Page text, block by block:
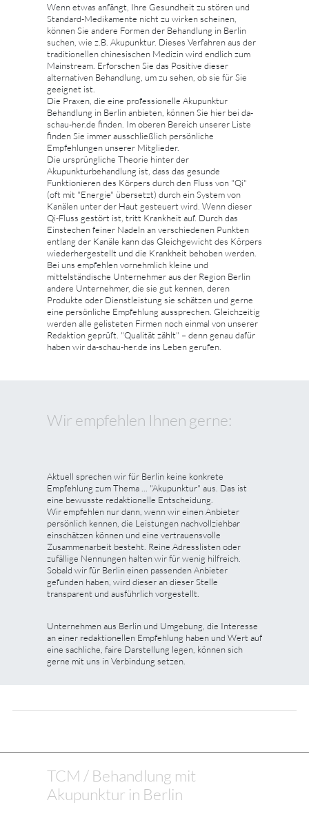
Wenn etwas anfängt, Ihre Gesundheit zu stören und
Standard-Medikamente nicht zu wirken scheinen,
können Sie andere Formen der Behandlung in Berlin
suchen, wie z.B. Akupunktur. Dieses Verfahren aus der
traditionellen chinesischen Medizin wird endlich zum
Mainstream. Erforschen Sie das Positive dieser
alternativen Behandlung, um zu sehen, ob sie für Sie
geeignet ist.
Die Praxen, die eine professionelle Akupunktur
Behandlung in Berlin anbieten, können Sie hier bei da-
schau-her.de finden. Im oberen Bereich unserer Liste
finden Sie immer ausschließlich persönliche
Empfehlungen unserer Mitglieder.
Die ursprüngliche Theorie hinter der
Akupunkturbehandlung ist, dass das gesunde
Funktionieren des Körpers durch den Fluss von "Qi"
(oft mit "Energie" übersetzt) durch ein System von
Kanälen unter der Haut gesteuert wird. Wenn dieser
Qi-Fluss gestört ist, tritt Krankheit auf. Durch das
Einstechen feiner Nadeln an verschiedenen Punkten
entlang der Kanäle kann das Gleichgewicht des Körpers
wiederhergestellt und die Krankheit behoben werden.
Bei uns empfehlen vornehmlich kleine und
mittelständische Unternehmer aus der Region Berlin
andere Unternehmer, die sie gut kennen, deren
Produkte oder Dienstleistung sie schätzen und gerne
eine persönliche Empfehlung aussprechen. Gleichzeitig
werden alle gelisteten Firmen noch einmal von unserer
Redaktion geprüft. "Qualität zählt" – denn genau dafür
haben wir da-schau-her.de ins Leben gerufen.
Wir empfehlen Ihnen gerne:
Aktuell sprechen wir für Berlin keine konkrete
Empfehlung zum Thema ... "Akupunktur" aus. Das ist
eine bewusste redaktionelle Entscheidung.
Wir empfehlen nur dann, wenn wir einen Anbieter
persönlich kennen, die Leistungen nachvollziehbar
einschätzen können und eine vertrauensvolle
Zusammenarbeit besteht. Reine Adresslisten oder
zufällige Nennungen halten wir für wenig hilfreich.
Sobald wir für Berlin einen passenden Anbieter
gefunden haben, wird dieser an dieser Stelle
transparent und ausführlich vorgestellt.
Unternehmen aus Berlin und Umgebung, die Interesse
an einer redaktionellen Empfehlung haben und Wert auf
eine sachliche, faire Darstellung legen, können sich
gerne mit uns in Verbindung setzen.
TCM / Behandlung mit
Akupunktur in Berlin